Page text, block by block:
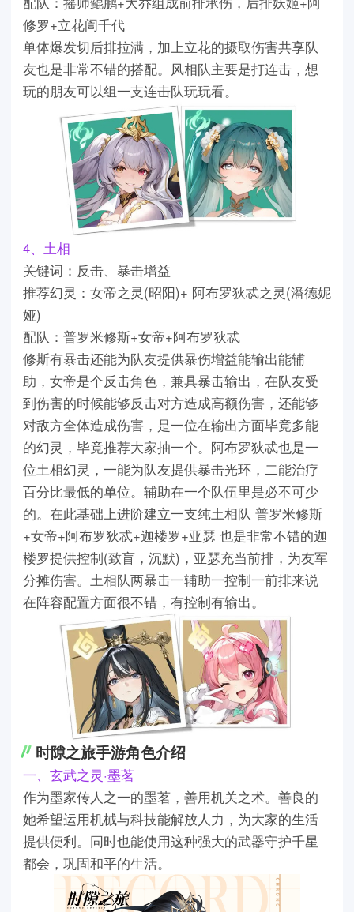
修罗+立花訚千代
单体爆发切后排拉满，加上立花的摄取伤害共享队
友也是非常不错的搭配。风相队主要是打连击，想
玩的朋友可以组一支连击队玩玩看。
4、土相
关键词：反击、暴击增益
推荐幻灵：女帝之灵(昭阳)+ 阿布罗狄忒之灵(潘德妮
娅)
配队：普罗米修斯+女帝+阿布罗狄忒
修斯有暴击还能为队友提供暴伤增益能输出能辅
助，女帝是个反击角色，兼具暴击输出，在队友受
到伤害的时候能够反击对方造成高额伤害，还能够
对敌方全体造成伤害，是一位在输出方面毕竟多能
的幻灵，毕竟推荐大家抽一个。阿布罗狄忒也是一
位土相幻灵，一能为队友提供暴击光环，二能治疗
百分比最低的单位。辅助在一个队伍里是必不可少
的。在此基础上进阶建立一支纯土相队 普罗米修斯
+女帝+阿布罗狄忒+迦楼罗+亚瑟 也是非常不错的迦
楼罗提供控制(致盲，沉默)，亚瑟充当前排，为友军
分摊伤害。土相队两暴击一辅助一控制一前排来说
在阵容配置方面很不错，有控制有输出。
时隙之旅手游角色介绍
一、玄武之灵·墨茗
作为墨家传人之一的墨茗，善用机关之术。善良的
她希望运用机械与科技能解放人力，为大家的生活
提供便利。同时也能使用这种强大的武器守护千星
都会，巩固和平的生活。